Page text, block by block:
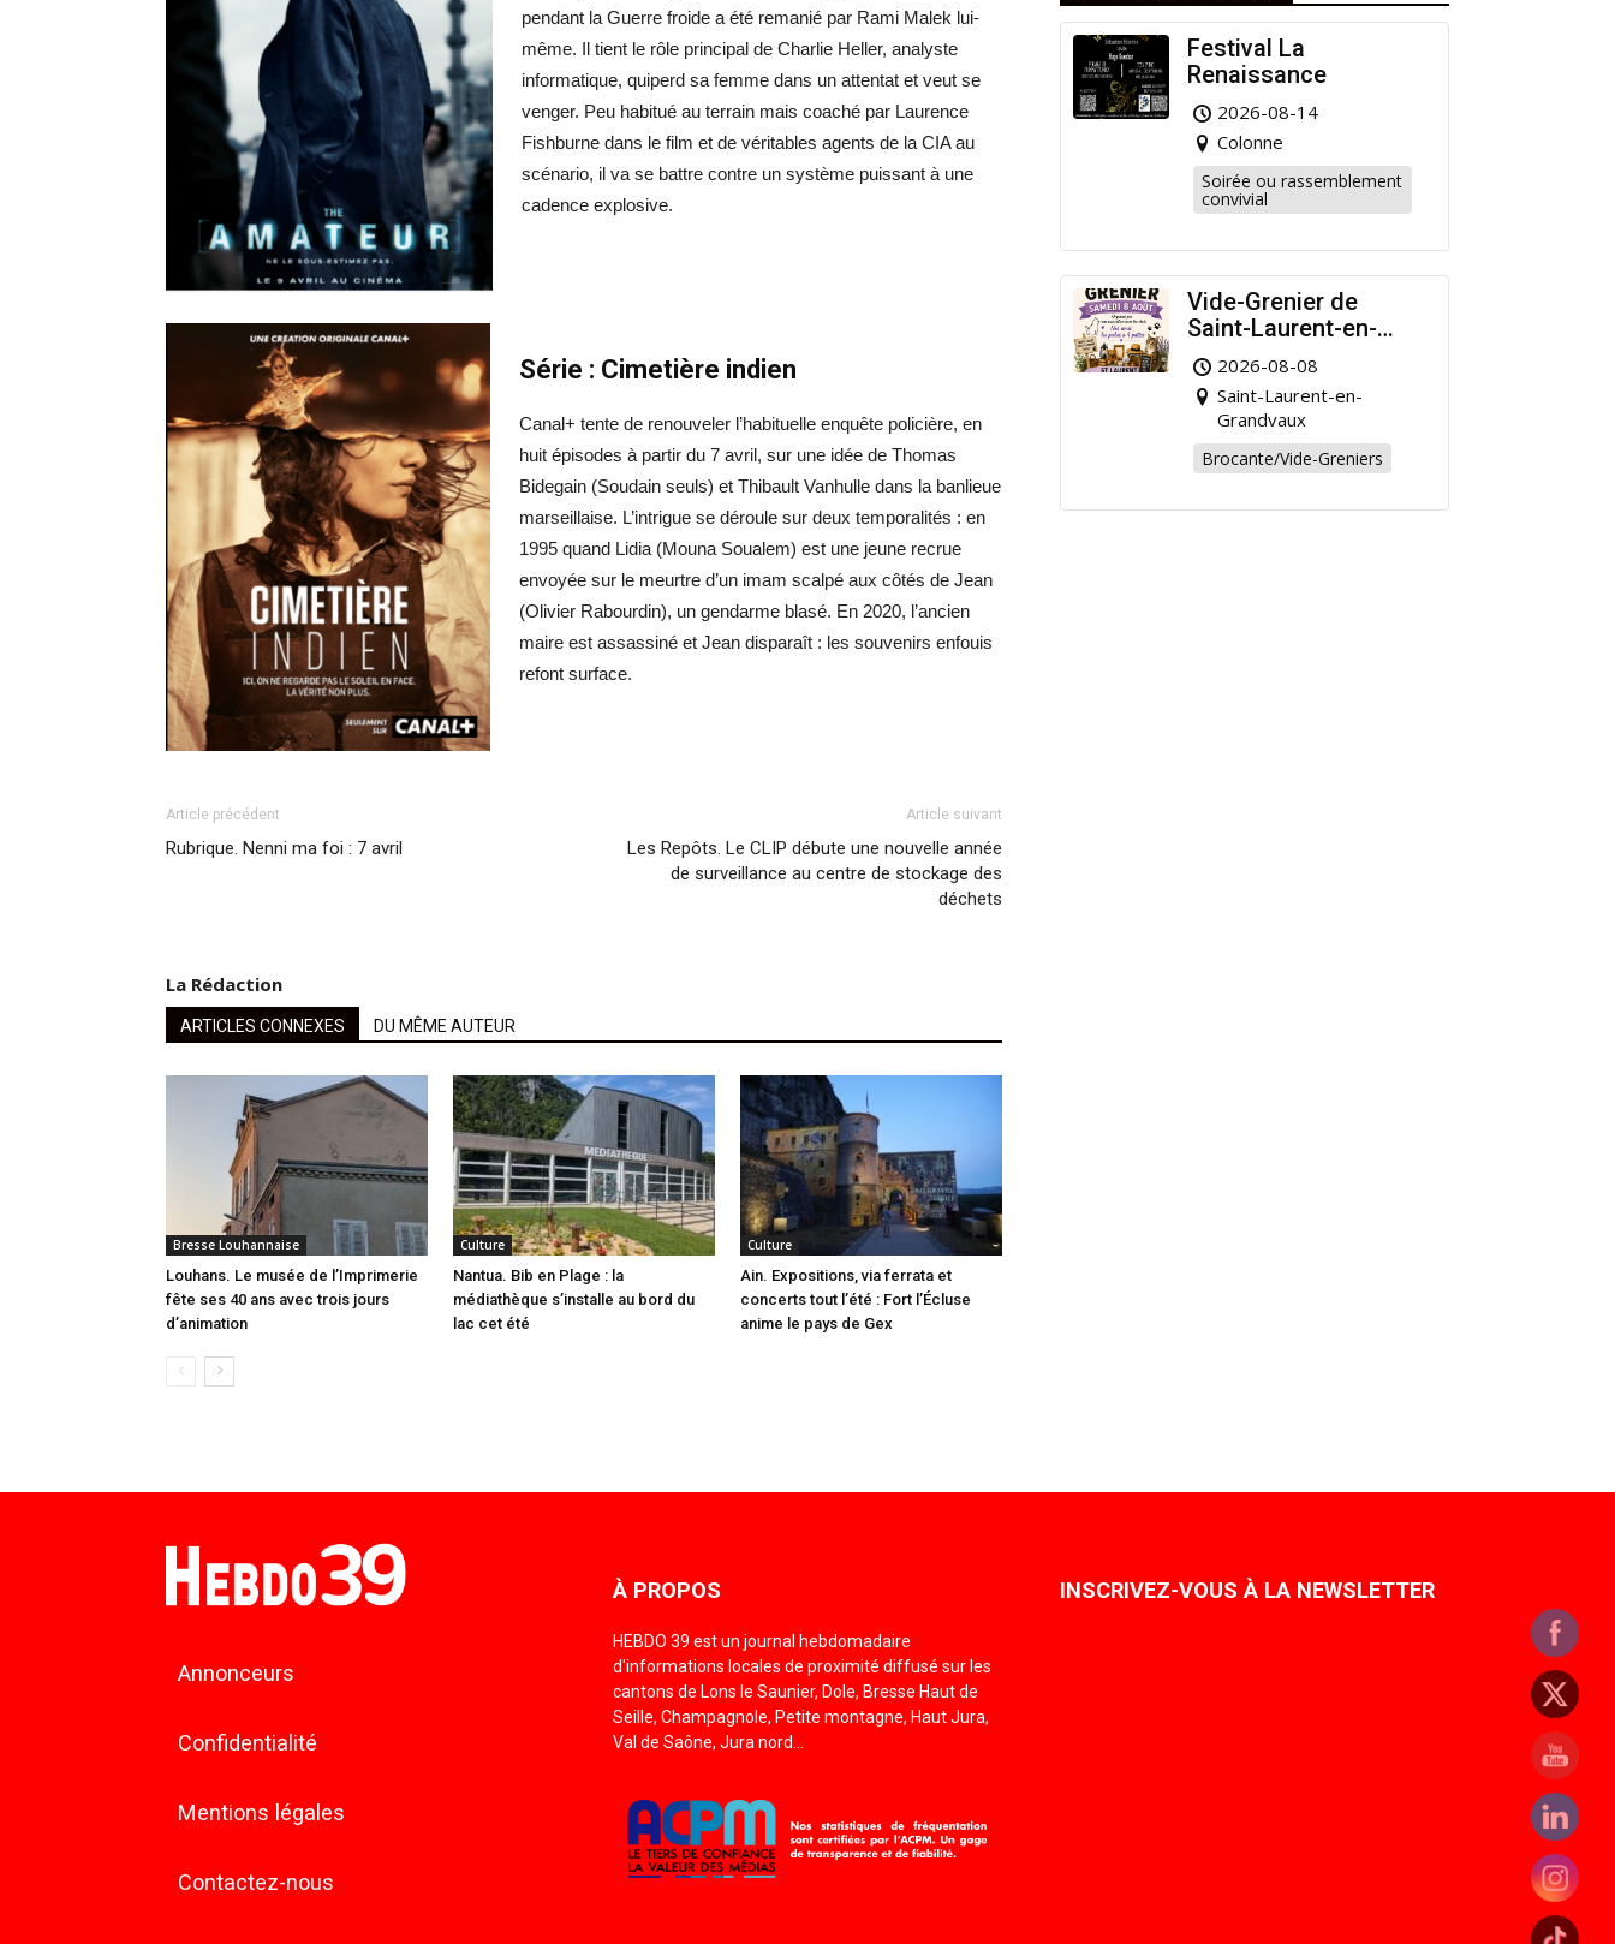
pendant la Guerre froide a été remanié par Rami Malek lui-
même. Il tient le rôle principal de Charlie Heller, analyste
informatique, quiperd sa femme dans un attentat et veut se
venger. Peu habitué au terrain mais coaché par Laurence
Fishburne dans le film et de véritables agents de la CIA au
scénario, il va se battre contre un système puissant à une
cadence explosive.
Série : Cimetière indien
Canal+ tente de renouveler l’habituelle enquête policière, en
huit épisodes à partir du 7 avril, sur une idée de Thomas
Bidegain (Soudain seuls) et Thibault Vanhulle dans la banlieue
marseillaise. L’intrigue se déroule sur deux temporalités : en
1995 quand Lidia (Mouna Soualem) est une jeune recrue
envoyée sur le meurtre d’un imam scalpé aux côtés de Jean
(Olivier Rabourdin), un gendarme blasé. En 2020, l’ancien
maire est assassiné et Jean disparaît : les souvenirs enfouis
refont surface.
Article précédent
Rubrique. Nenni ma foi : 7 avril
Article suivant
Les Repôts. Le CLIP débute une nouvelle année
de surveillance au centre de stockage des
déchets
La Rédaction
ARTICLES CONNEXES DU MÊME AUTEUR
Bresse Louhannaise
Louhans. Le musée de l’Imprimerie
fête ses 40 ans avec trois jours
d’animation
Culture
Nantua. Bib en Plage : la
médiathèque s’installe au bord du
lac cet été
Culture
Ain. Expositions, via ferrata et
concerts tout l’été : Fort l’Écluse
anime le pays de Gex
Festival La
Renaissance
2026-08-14
Colonne
Soirée ou rassemblement
convivial
Vide-Grenier de
Saint-Laurent-en-
Grandvaux : Venez
chiner pour la bonne
cause !
2026-08-08
Saint-Laurent-en-
Grandvaux
Brocante/Vide-Greniers